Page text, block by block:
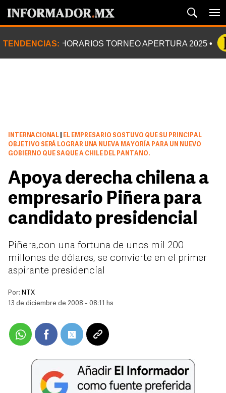
TENDENCIAS: HORARIOS TORNEO APERTURA 2025
INTERNACIONAL
EL EMPRESARIO SOSTUVO QUE SU PRINCIPAL
OBJETIVO SERÁ LOGRAR UNA NUEVA MAYORÍA PARA UN NUEVO
GOBIERNO QUE SAQUE A CHILE DEL PANTANO.
Apoya derecha chilena a
empresario Piñera para
candidato presidencial
Piñera,con una fortuna de unos mil 200
millones de dólares, se convierte en el primer
aspirante presidencial
Por: NTX
13 de diciembre de 2008 - 08:11 hs